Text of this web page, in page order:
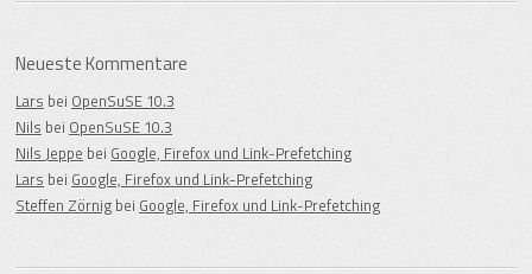
Neueste Kommentare
Lars bei OpenSuSE 10.3
Nils bei OpenSuSE 10.3
Nils Jeppe bei Google, Firefox und Link-Prefetching
Lars bei Google, Firefox und Link-Prefetching
Steffen Zörnig bei Google, Firefox und Link-Prefetching